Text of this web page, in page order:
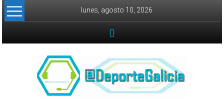
Skip to content
lunes, agosto 10, 2026